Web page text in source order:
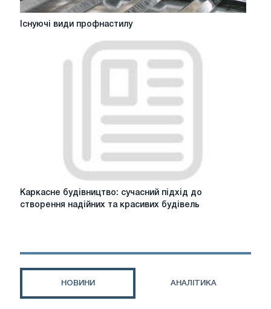
Існуючі
Існуючі види профнастилу
Каркасне
будівництво:
створення
будівель
Каркасне будівництво: сучасний підхід до
створення надійних та красивих будівель
НОВИНИ АНАЛІТИКА